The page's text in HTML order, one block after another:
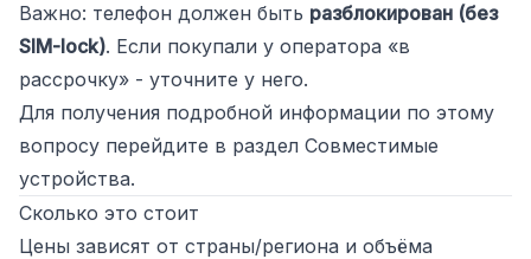
Важно: телефон должен быть разблокирован (без
SIM-lock). Если покупали у оператора «в
рассрочку» - уточните у него.
Для получения подробной информации по этому
вопросу перейдите в раздел Совместимые
устройства.
Сколько это стоит
Цены зависят от страны/региона и объёма